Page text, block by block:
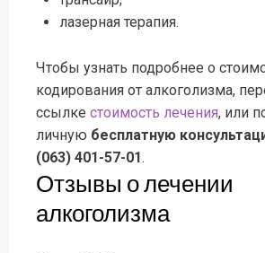
лазерная терапия.
Чтобы узнать подробнее о
кодирования от алкоголизма,
ссылке стоимость лечения, или
личную бесплатную
(063) 401-57-01.
Отзывы о лечении
алкоголизма